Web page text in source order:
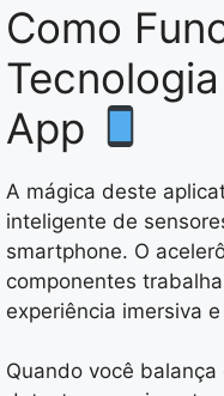
Como
App
A mágica deste
inteligente de
smartphone. O
componentes
experiência imersiva
Quando você